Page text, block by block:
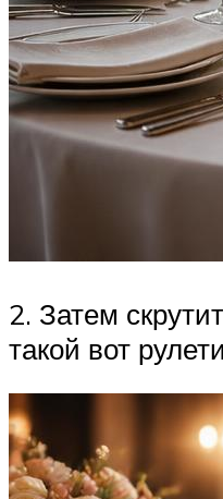
2. Затем
такой вот